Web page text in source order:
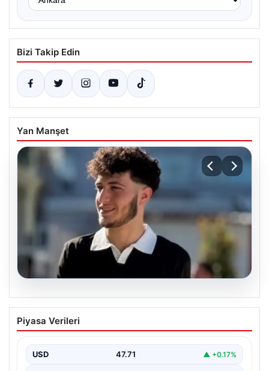
Bizi Takip Edin
Yan Manşet
06.08.2026
Fatih’te 19 yaşındaki Ali’nin bıçakla
öldürüldüğü kavgaya ilişkin gözaltı
Piyasa Verileri
USD 47.71 ▲ +0.17%